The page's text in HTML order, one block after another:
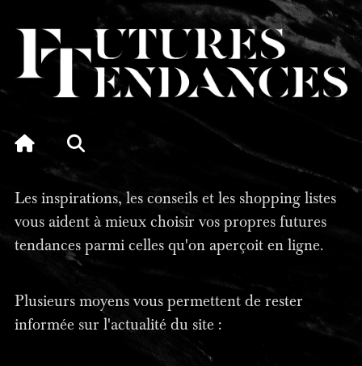
Les inspirations, les conseils et les shopping listes
vous aident à mieux choisir vos propres futures
tendances parmi celles qu'on aperçoit en ligne.
Plusieurs moyens vous permettent de rester
informée sur l'actualité du site :